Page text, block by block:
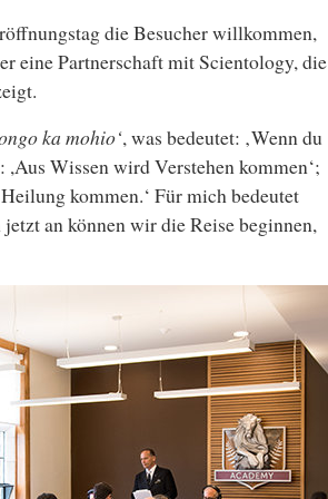
die Besucher willkommen,
eine Partnerschaft mit Scientology, die
ka mohio‘, was bedeutet: ‚Wenn du
: ,Aus Wissen wird Verstehen kommen‘;
kommen.‘ Für mich bedeutet
an können wir die Reise beginnen,